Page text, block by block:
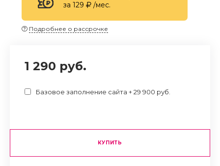
за 129
/мес.
Подробнее о рассрочке
1 290 руб.
Базовое заполнение сайта + 29 900 руб.
КУПИТЬ